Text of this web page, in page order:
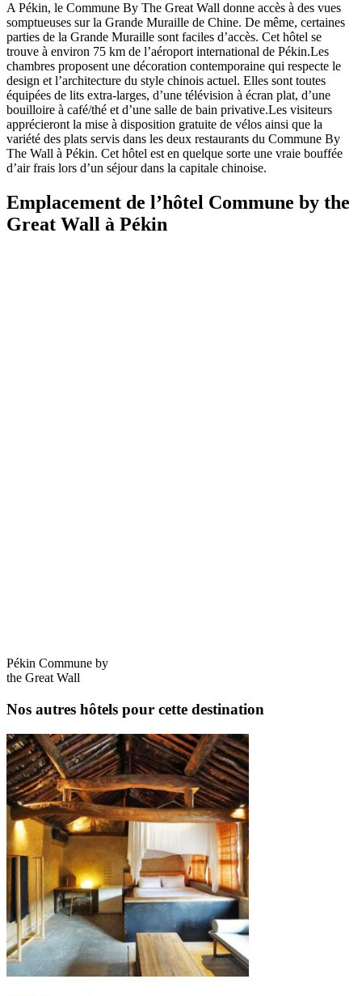
A Pékin, le Commune By The Great Wall donne accès à des vues
somptueuses sur la Grande Muraille de Chine. De même, certaines
parties de la Grande Muraille sont faciles d’accès. Cet hôtel se
trouve à environ 75 km de l’aéroport international de Pékin.Les
chambres proposent une décoration contemporaine qui respecte le
design et l’architecture du style chinois actuel. Elles sont toutes
équipées de lits extra-larges, d’une télévision à écran plat, d’une
bouilloire à café/thé et d’une salle de bain privative.Les visiteurs
apprécieront la mise à disposition gratuite de vélos ainsi que la
variété des plats servis dans les deux restaurants du Commune By
The Wall à Pékin. Cet hôtel est en quelque sorte une vraie bouffée
d’air frais lors d’un séjour dans la capitale chinoise.
Emplacement de l’hôtel Commune by the
Great Wall à Pékin
Pékin Commune by
the Great Wall
Nos autres hôtels pour cette destination